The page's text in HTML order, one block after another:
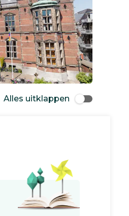
Alles uitklappen